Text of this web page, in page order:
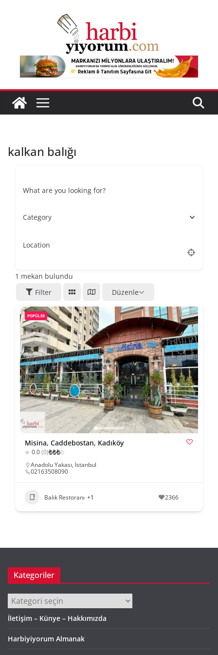
kalkan balığı
What are you looking for?
Category
Location
1 mekan bulundu
Filter
Düzenle
POPÜLER
Misina, Caddebostan, Kadıköy
0.0(0)₺₺₺₺
Anadolu Yakası, İstanbul
02163508090
Balık Restoranı +1 2366
Kategoriler
Kategoriler
İletişim – Künye – Hakkımızda
Harbiyiyorum Almanak